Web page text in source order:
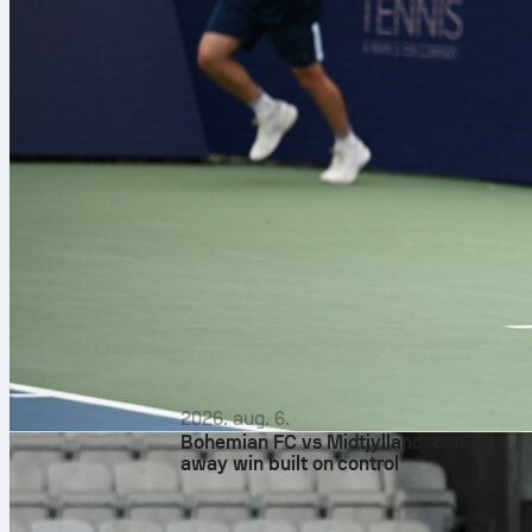
2026. aug. 6.
Bohemian FC vs Midtjylland: clinical
away win built on control